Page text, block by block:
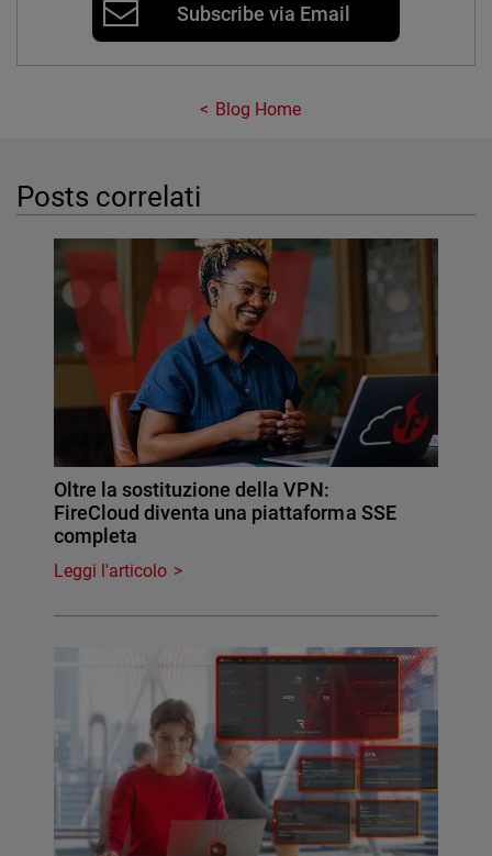
Subscribe via Email
Blog Home
Posts correlati
Oltre la sostituzione della VPN:
FireCloud diventa una piattaforma SSE
completa
Leggi l'articolo